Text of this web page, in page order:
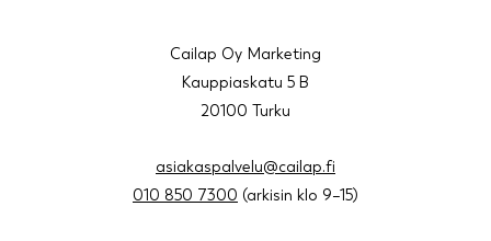
Cailap Oy Marketing
Kauppiaskatu 5 B
20100 Turku
asiakaspalvelu@cailap.fi
010 850 7300 (arkisin klo 9–15)